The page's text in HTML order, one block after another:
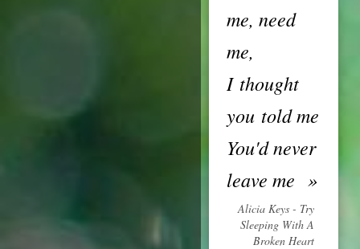
me, need
me,
I thought
you told me
You'd never
leave me »
Alicia Keys - Try
Sleeping With A
Broken Heart